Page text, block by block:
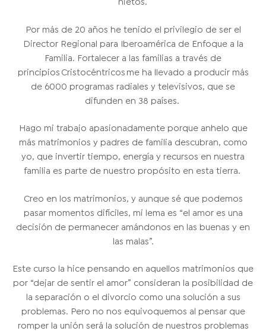
nietos.
Por más de 20 años he tenido el privilegio de ser el
Director Regional para Iberoamérica de Enfoque a la
Familia. Fortalecer a las familias a través de
principios Cristocéntricos me ha llevado a producir más
de 6000 programas radiales y televisivos, que se
difunden en 38 países.
Hago mi trabajo apasionadamente porque anhelo que
más matrimonios y padres de familia descubran, como
yo, que invertir tiempo, energía y recursos en nuestra
familia es parte de nuestro propósito en esta tierra.
Creo en los matrimonios, y aunque sé que podemos
pasar momentos difíciles, mi lema es “el amor es una
decisión de permanecer amándonos en las buenas y en
las malas”.
Este curso la hice pensando en aquellos matrimonios que
por “dejar de sentir el amor” consideran la posibilidad de
la separación o el divorcio como una solución a sus
problemas. Pero no nos equivoquemos al pensar que
romper la unión será la solución de nuestros problemas